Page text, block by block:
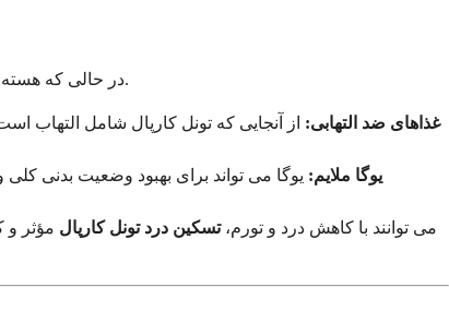
در حالی که هستهپشتیبانی ارزشمندی را فراهم کردند.
غذاهای ضد التهابی:
یوگا ملایم: یوگا می تواند برای بهبود وضعیت بدنی
داروهای ضد التهابی غیر استروئیدی (NSAIDs) مانند ایبوپروفن (Advil) یا ناپروکسن (Aleve) می توانند با کاهش درد و تورم،تسکین درد تونل کارپال مؤثر و